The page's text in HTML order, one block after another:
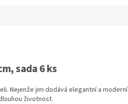
sada 6 ks
Nejenže jim dodává elegantní a moderní
životnost.